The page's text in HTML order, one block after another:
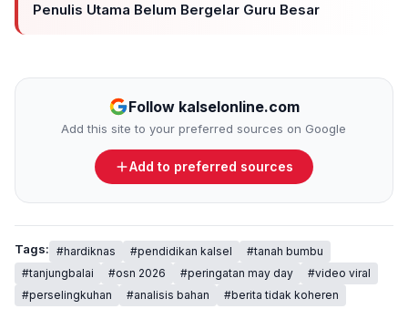
Penulis Utama Belum Bergelar Guru Besar
Follow kalselonline.com
Add this site to your preferred sources on Google
Add to preferred sources
Tags: #hardiknas #pendidikan kalsel
#tanah bumbu
#tanjungbalai
#osn 2026 #peringatan may day
#video viral
#perselingkuhan
#analisis bahan #berita tidak koheren